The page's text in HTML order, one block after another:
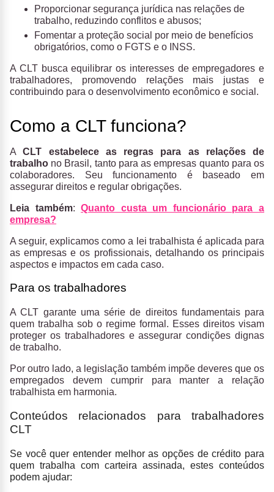
Proporcionar segurança jurídica nas relações de
trabalho, reduzindo conflitos e abusos;
Fomentar a proteção social por meio de benefícios
obrigatórios, como o FGTS e o INSS.
A CLT busca equilibrar os interesses de empregadores e
trabalhadores, promovendo relações mais justas e
contribuindo para o desenvolvimento econômico e social.
Como a CLT funciona?
ACLT
estabelece as regras para as relações de
trabalho no Brasil, tanto para as empresas quanto para os
colaboradores. Seu funcionamento é baseado em
assegurar direitos e regular obrigações.
Leia também:Quanto custa um funcionário para a
empresa?
A seguir, explicamos como a lei trabalhista é aplicada para
as empresas e os profissionais, detalhando os principais
aspectos e impactos em cada caso.
Para os trabalhadores
A CLT garante uma série de direitos fundamentais para
quem trabalha sob o regime formal. Esses direitos visam
proteger os trabalhadores e assegurar condições dignas
de trabalho.
Por outro lado, a legislação também impõe deveres que os
empregados devem cumprir para manter a relação
trabalhista em harmonia.
Conteúdos relacionados para trabalhadores
CLT
Se você quer entender melhor as opções de crédito para
quem trabalha com carteira assinada, estes conteúdos
podem ajudar: